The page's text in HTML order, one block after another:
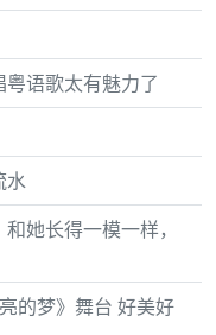
语歌太有魅力了
水
她长得一模一样，
的梦》舞台 好美好